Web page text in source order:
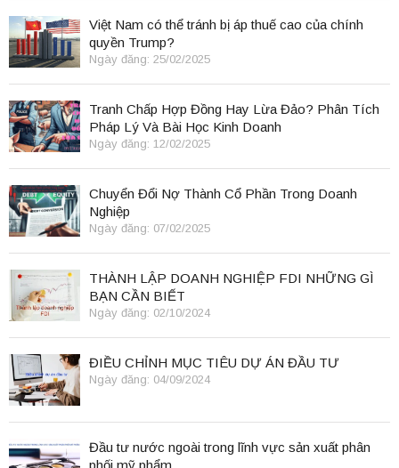
Việt Nam có thể tránh bị áp thuế cao của chính
quyền Trump?
Ngày đăng: 25/02/2025
Tranh Chấp Hợp Đồng Hay Lừa Đảo? Phân Tích
Pháp Lý Và Bài Học Kinh Doanh
Ngày đăng: 12/02/2025
Chuyển Đổi Nợ Thành Cổ Phần Trong Doanh
Nghiệp
Ngày đăng: 07/02/2025
THÀNH LẬP DOANH NGHIỆP FDI NHỮNG GÌ
BẠN CẦN BIẾT
Ngày đăng: 02/10/2024
ĐIỀU CHỈNH MỤC TIÊU DỰ ÁN ĐẦU TƯ
Ngày đăng: 04/09/2024
Đầu tư nước ngoài trong lĩnh vực sản xuất phân
phối mỹ phẩm